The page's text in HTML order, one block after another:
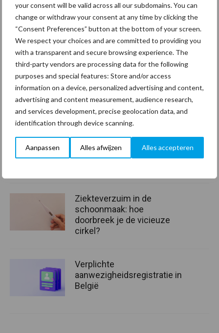
your consent will be valid across all our subdomains. You can
change or withdraw your consent at any time by clicking the
“Consent Preferences” button at the bottom of your screen.
We respect your choices and are committed to providing you
with a transparent and secure browsing experience. The
third-party vendors are processing data for the following
purposes and special features: Store and/or access
information on a device, personalized advertising and content,
advertising and content measurement, audience research,
and services development, precise geolocation data, and
identification through device scanning.
Aanpassen Alles afwijzen Alles accepteren
Leden van Schoonmakend Nederland hebben de beschikking over
eentoolkitmet banners in de juiste formaten voor bijvoorbeeld
Linkedin en Facebook.
Aanbevolen voor jou! Lees meer
artikelen
Van onze partner The Legal
Company
verplichtingen bij
duurzaamheidsrapportages
Ziekteverzuim in de
schoonmaak: hoe
doorbreek je de vicieuze
cirkel?
Verplichte
aanwezigheidsregistratie in
België